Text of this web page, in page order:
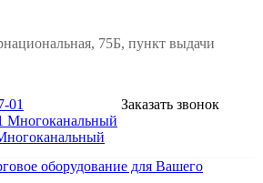
75Б, пункт выдачи
01
Многоканальный
Заказать звонок